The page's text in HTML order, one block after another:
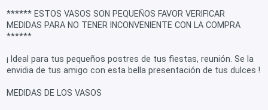
****** ESTOS VASOS SON PEQUEÑOS FAVOR VERIFICAR
MEDIDAS PARA NO TENER INCONVENIENTE CON LA COMPRA
******
¡ Ideal para tus pequeños postres de tus fiestas, reunión. Se la
envidia de tus amigo con esta bella presentación de tus dulces !
MEDIDAS DE LOS VASOS